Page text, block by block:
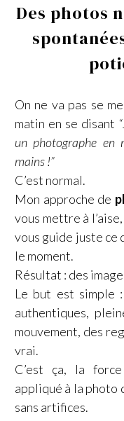
Des photos
On ne va pas se
matin en se disant
un photographe en
mains !”
C’est normal.
Mon approche de
vous mettre à
vous guide juste ce
le moment.
Résultat : des
Le but est simple
authentiques,
mouvement, des
vrai.
C’est ça, la
appliqué à la photo
sans artifices.